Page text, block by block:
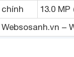
chính
13.0 MP
Websosanh.vn –